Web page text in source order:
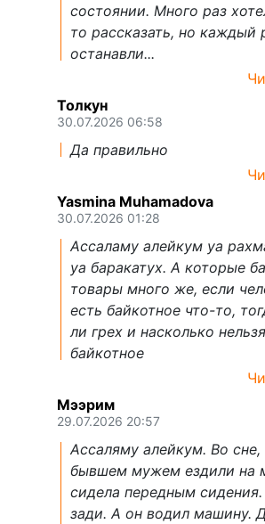
состоянии. Много раз
то рассказать, но каждый
останавли...
Толкун
30.07.2026 06:58
Да правильно
Yasmina Muhamadova
30.07.2026 01:28
Ассаламу алейкум уа
уа баракатух. А которые
товары много же, если
есть байкотное что-то,
ли грех и насколько
байкотное
Мээрим
29.07.2026 20:57
Ассаляму алейкум. Во сне,
бывшем мужем ездили на
сидела передным
зади. А он водил машину.